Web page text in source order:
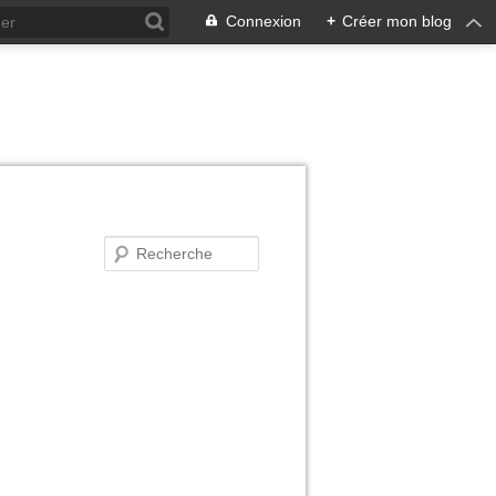
Connexion + Créer mon blog